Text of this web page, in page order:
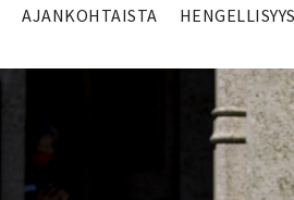
AJANKOHTAISTA HENGELLISYYS